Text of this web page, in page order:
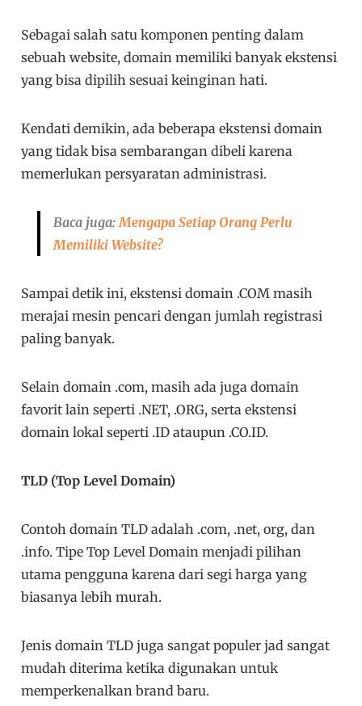
Sebagai salah satu komponen penting dalam
sebuah website, domain memiliki banyak ekstensi
yang bisa dipilih sesuai keinginan hati.
Kendati demikin, ada beberapa ekstensi domain
yang tidak bisa sembarangan dibeli karena
memerlukan persyaratan administrasi.
Baca juga:Mengapa Setiap Orang Perlu
Memiliki Website?
Sampai detik ini, ekstensi domain .COM masih
merajai mesin pencari dengan jumlah registrasi
paling banyak.
Selain domain .com, masih ada juga domain
favorit lain seperti .NET, .ORG, serta ekstensi
domain lokal seperti .ID ataupun .CO.ID.
TLD (Top Level Domain)
Contoh domain TLD adalah .com, .net, org, dan
.info. Tipe Top Level Domain menjadi pilihan
utama pengguna karena dari segi harga yang
biasanya lebih murah.
Jenis domain TLD juga sangat populer jad sangat
mudah diterima ketika digunakan untuk
memperkenalkan brand baru.